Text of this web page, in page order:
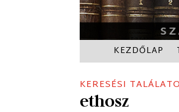
KEZDŐLAP
KERESÉSI
ethosz